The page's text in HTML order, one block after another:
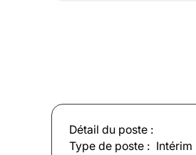
Détail du poste :
Type de poste : Intérim